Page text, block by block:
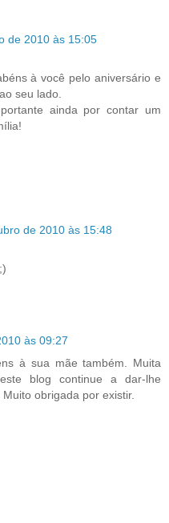
de 2010 às 15:05
à você pelo aniversário e
seu lado.
ainda por contar um
de 2010 às 15:48
às 09:27
à sua mãe também. Muita
blog continue a dar-lhe
obrigada por existir.